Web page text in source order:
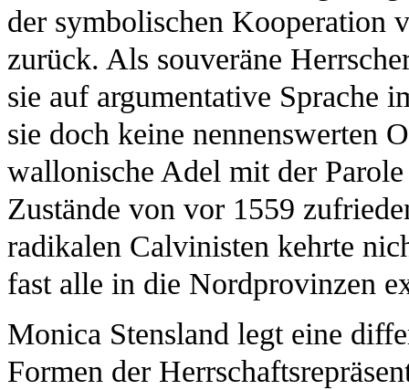
der symbolischen Kooperation
zurück. Als souveräne
sie auf argumentative Sprache
sie doch keine nennenswerten
wallonische Adel mit der
Zustände von vor 1559
radikalen Calvinisten kehrte
fast alle in die Nordprovinzen
Monica Stensland legt eine
Formen der